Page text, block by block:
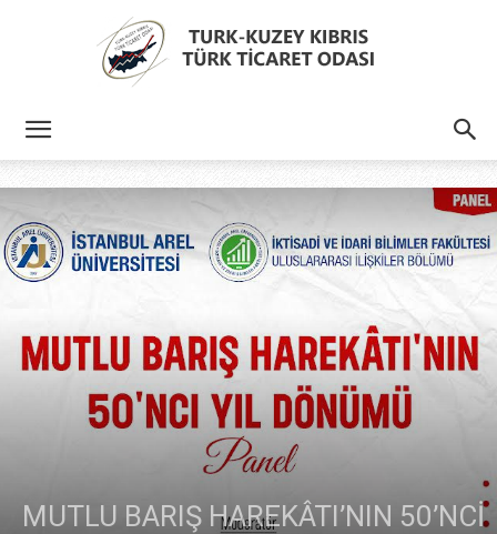
Kıbrıs
Türk
Ticaret
MUTLU BARIŞ HAREKÂTI’NIN 50’NCİ